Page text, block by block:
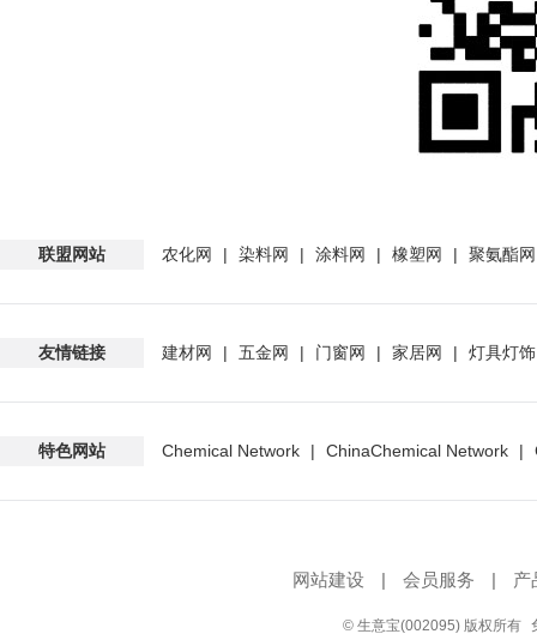
联盟网站 农化网 | 染料网 | 涂料网 | 橡塑网 | 聚氨酯网
友情链接 建材网 | 五金网 | 门窗网 | 家居网 | 灯具灯
特色网站 Chemical Network | ChinaChemical Network |
网站建设 | 会员服务 | 产
© 生意宝(002095) 版权所有